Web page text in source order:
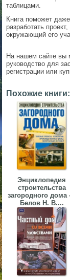
таблицами.
Книга поможет
разработать
окружающий его
На нашем сайте вы
руководство для
регистрации или
Похожие книги:
Энциклопедия
строительства
загородного
Белов Н. В....
▼
▼
▼
▼
▼